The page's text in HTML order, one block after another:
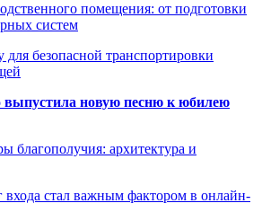
помещения: от подготовки
систем
для безопасной транспортировки
выпустила новую песню к юбилею
благополучия: архитектура и
стал важным фактором в онлайн-